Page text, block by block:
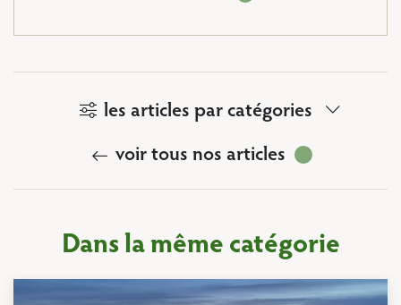
les articles par catégories
voir tous nos articles
Dans la même catégorie